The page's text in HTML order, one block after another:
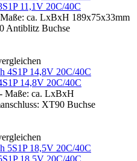
11,1V 20C/40C
ca. LxBxH 189x75x33mm
Antiblitz Buchse
14,8V 20C/40C
Maße: ca. LxBxH
XT90 Buchse
18,5V 20C/40C